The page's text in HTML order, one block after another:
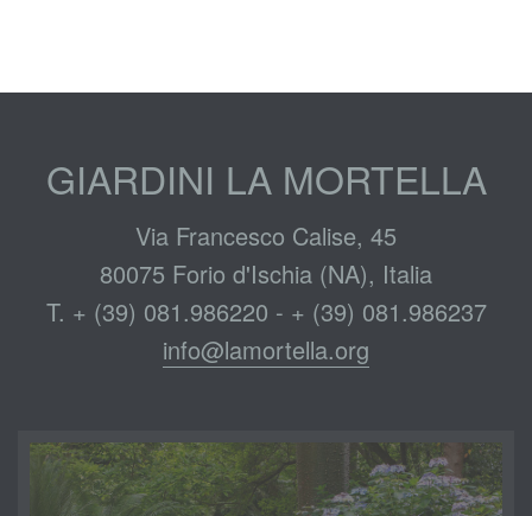
GIARDINI LA MORTELLA
Via Francesco Calise, 45
80075 Forio d'Ischia (NA), Italia
T. + (39) 081.986220 - + (39) 081.986237
info@lamortella.org